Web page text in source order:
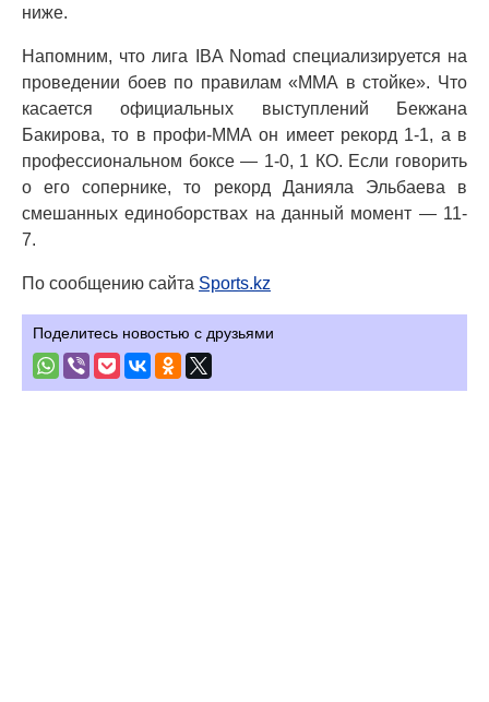
ниже.
Напомним, что лига IBA Nomad специализируется на
проведении боев по правилам «ММА в стойке». Что
касается официальных выступлений Бекжана
Бакирова, то в профи-ММА он имеет рекорд 1-1, а в
профессиональном боксе — 1-0, 1 КО. Если говорить
о его сопернике, то рекорд Данияла Эльбаева в
смешанных единоборствах на данный момент — 11-
7.
По сообщению сайта Sports.kz
Поделитесь новостью с друзьями